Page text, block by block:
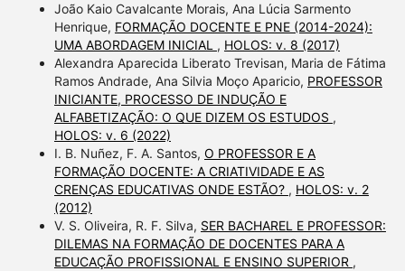
João Kaio Cavalcante Morais, Ana Lúcia Sarmento
Henrique, FORMAÇÃO DOCENTE E PNE (2014-2024):
UMA ABORDAGEM INICIAL , HOLOS: v. 8 (2017)
Alexandra Aparecida Liberato Trevisan, Maria de Fátima
Ramos Andrade, Ana Silvia Moço Aparicio, PROFESSOR
INICIANTE, PROCESSO DE INDUÇÃO E
ALFABETIZAÇÃO: O QUE DIZEM OS ESTUDOS ,
HOLOS: v. 6 (2022)
I. B. Nuñez, F. A. Santos, O PROFESSOR E A
FORMAÇÃO DOCENTE: A CRIATIVIDADE E AS
CRENÇAS EDUCATIVAS ONDE ESTÃO? , HOLOS: v. 2
(2012)
V. S. Oliveira, R. F. Silva, SER BACHAREL E PROFESSOR:
DILEMAS NA FORMAÇÃO DE DOCENTES PARA A
EDUCAÇÃO PROFISSIONAL E ENSINO SUPERIOR ,